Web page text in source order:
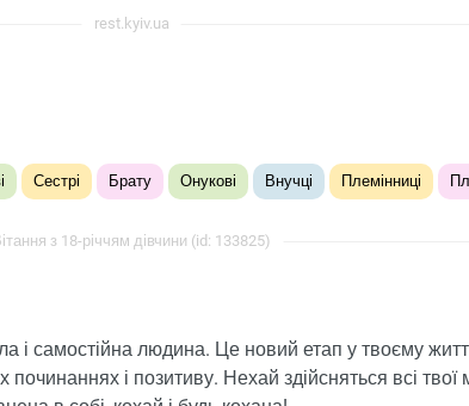
rest.kyiv.ua
Сестрі Брату Онукові Внучці Племінниці
з 18-річчям дівчини (id: 133825)
і самостійна людина. Це новий етап у твоєму
і позитиву. Нехай здійсняться всі твої